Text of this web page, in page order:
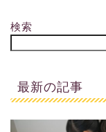
検索
最新の記事